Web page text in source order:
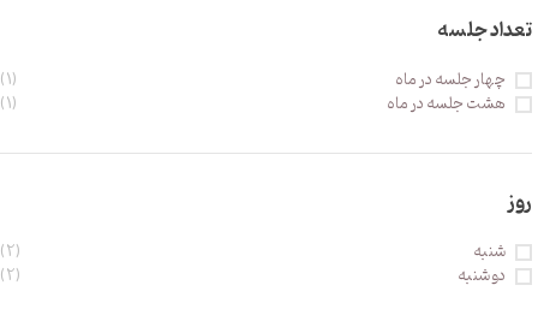
تعداد جلسه
چهار جلسه در ماه (1)
هشت جلسه در ماه (1)
روز
شنبه (2)
دو شنبه (2)